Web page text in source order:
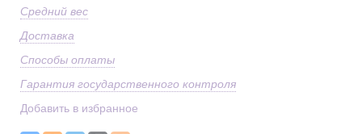
Средний вес
Доставка
Способы оплаты
Гарантия государственного контроля
Добавить в избранное